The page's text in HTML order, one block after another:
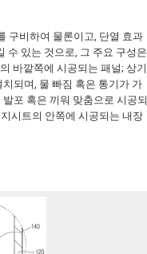
구비하여 물론이고, 단열 효과
수 있는 것으로, 그 주요 구성은
바깥쪽에 시공되는 패널; 상기
되며, 물 빠짐 혹은 통기가 가
포 혹은 끼워 맞춤으로 시공되
시트의 안쪽에 시공되는 내장